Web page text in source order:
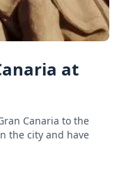
at
Canaria to the
the city and have